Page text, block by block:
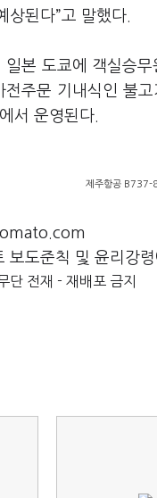
상된다”고 말했다.
본 도쿄에 객실승
전주문 기내식인 불
서 운영된다.
제주항공 B737-
보도준칙 및 윤리강
전재 - 재배포 금지